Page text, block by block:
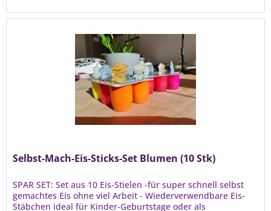
Selbst-Mach-Eis-Sticks-Set Blumen (10 Stk)
SPAR SET: Set aus 10 Eis-Stielen -für super schnell selbst
gemachtes Eis ohne viel Arbeit - Wiederverwendbare Eis-
Stäbchen ideal für Kinder-Geburtstage oder als